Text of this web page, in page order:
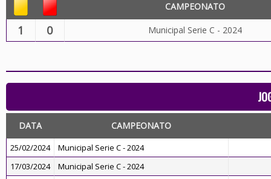
CAMPEONATO
1 0 Municipal Serie C - 2024
DATA CAMPEONATO
25/02/2024
Municipal Serie C - 2024
17/03/2024
Municipal Serie C - 2024